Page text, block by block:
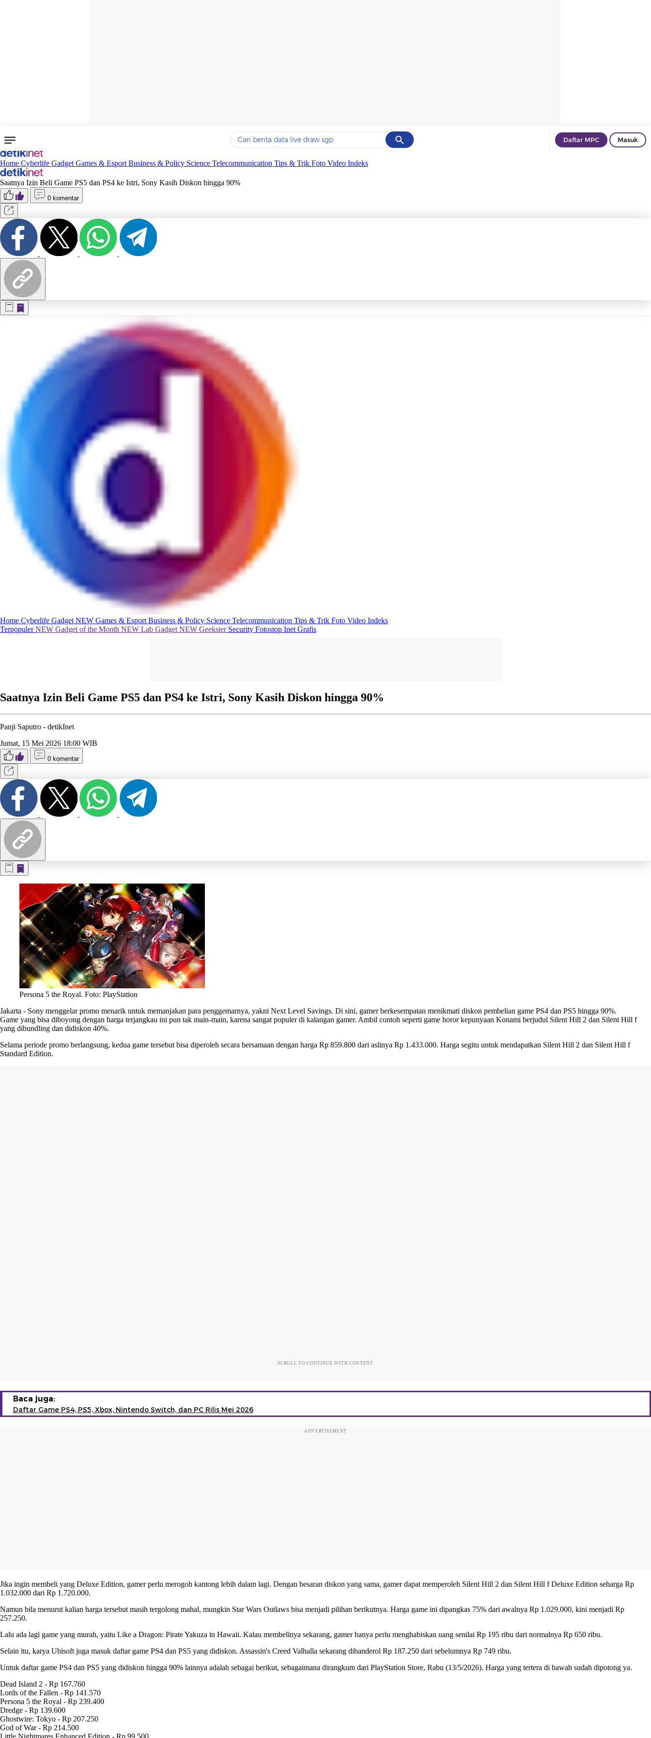
Cancel
Yang sedang ramai dicari
#1
Terakhir yang dicari
Daftar MPC Masuk
Home Cyberlife Gadget Games & Esport Business & Policy Science Telecommunication Tips & Trik Foto Video Indeks
Saatnya Izin Beli Game PS5 dan PS4 ke Istri, Sony Kasih Diskon hingga 90%
0 komentar
Home Cyberlife Gadget NEW Games & Esport Business & Policy Science Telecommunication Tips & Trik Foto Video Indeks
TerpopulerNEW Gadget of the Month NEW Lab Gadget NEW Geekster Security Fotostop Inet Grafis
Saatnya Izin Beli Game PS5 dan PS4 ke Istri, Sony Kasih Diskon hingga 90%
Panji Saputro - detikInet
Jumat, 15 Mei 2026 18:00 WIB
0 komentar
Persona 5 the Royal. Foto: PlayStation
Jakarta - Sony menggelar promo menarik untuk memanjakan para penggemarnya, yakni Next Level Savings. Di sini, gamer berkesempatan menikmati diskon pembelian game PS4 dan PS5 hingga 90%.
Game yang bisa diboyong dengan harga terjangkau ini pun tak main-main, karena sangat populer di kalangan gamer. Ambil contoh seperti game horor kepunyaan Konami berjudul Silent Hill 2 dan Silent Hill f
yang dibundling dan didiskon 40%.
Selama periode promo berlangsung, kedua game tersebut bisa diperoleh secara bersamaan dengan harga Rp 859.800 dari aslinya Rp 1.433.000. Harga segitu untuk mendapatkan Silent Hill 2 dan Silent Hill f
Standard Edition.
SCROLL TO CONTINUE WITH CONTENT
Baca juga:
Daftar Game PS4, PS5, Xbox, Nintendo Switch, dan PC Rilis Mei 2026
ADVERTISEMENT
Jika ingin membeli yang Deluxe Edition, gamer perlu merogoh kantong lebih dalam lagi. Dengan besaran diskon yang sama, gamer dapat memperoleh Silent Hill 2 dan Silent Hill f Deluxe Edition seharga Rp
1.032.000 dari Rp 1.720.000.
Namun bila menurut kalian harga tersebut masih tergolong mahal, mungkin Star Wars Outlaws bisa menjadi pilihan berikutnya. Harga game ini dipangkas 75% dari awalnya Rp 1.029.000, kini menjadi Rp
257.250.
Lalu ada lagi game yang murah, yaitu Like a Dragon: Pirate Yakuza in Hawaii. Kalau membelinya sekarang, gamer hanya perlu menghabiskan uang senilai Rp 195 ribu dari normalnya Rp 650 ribu.
Selain itu, karya Ubisoft juga masuk daftar game PS4 dan PS5 yang didiskon. Assassin's Creed Valhalla sekarang dibanderol Rp 187.250 dari sebelumnya Rp 749 ribu.
Untuk daftar game PS4 dan PS5 yang didiskon hingga 90% lainnya adalah sebagai berikut, sebagaimana dirangkum dari PlayStation Store, Rabu (13/5/2026). Harga yang tertera di bawah sudah dipotong ya.
Dead Island 2 - Rp 167.760
Lords of the Fallen - Rp 141.570
Persona 5 the Royal - Rp 239.400
Dredge - Rp 139.600
Ghostwire: Tokyo - Rp 207.250
God of War - Rp 214.500
Little Nightmares Enhanced Edition - Rp 99.500